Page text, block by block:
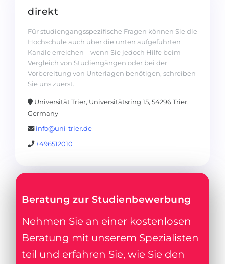
direkt
Für studiengangsspezifische Fragen können Sie die
Hochschule auch über die unten aufgeführten
Kanäle erreichen – wenn Sie jedoch Hilfe beim
Vergleich von Studiengängen oder bei der
Vorbereitung von Unterlagen benötigen, schreiben
Sie uns zuerst.
Universität Trier, Universitätsring 15, 54296 Trier,
Germany
info@uni-trier.de
+496512010
Beratung zur Studienbewerbung
Nehmen Sie an einer kostenlosen
Beratung mit unserem Spezialisten
teil und erfahren Sie, wie Sie den